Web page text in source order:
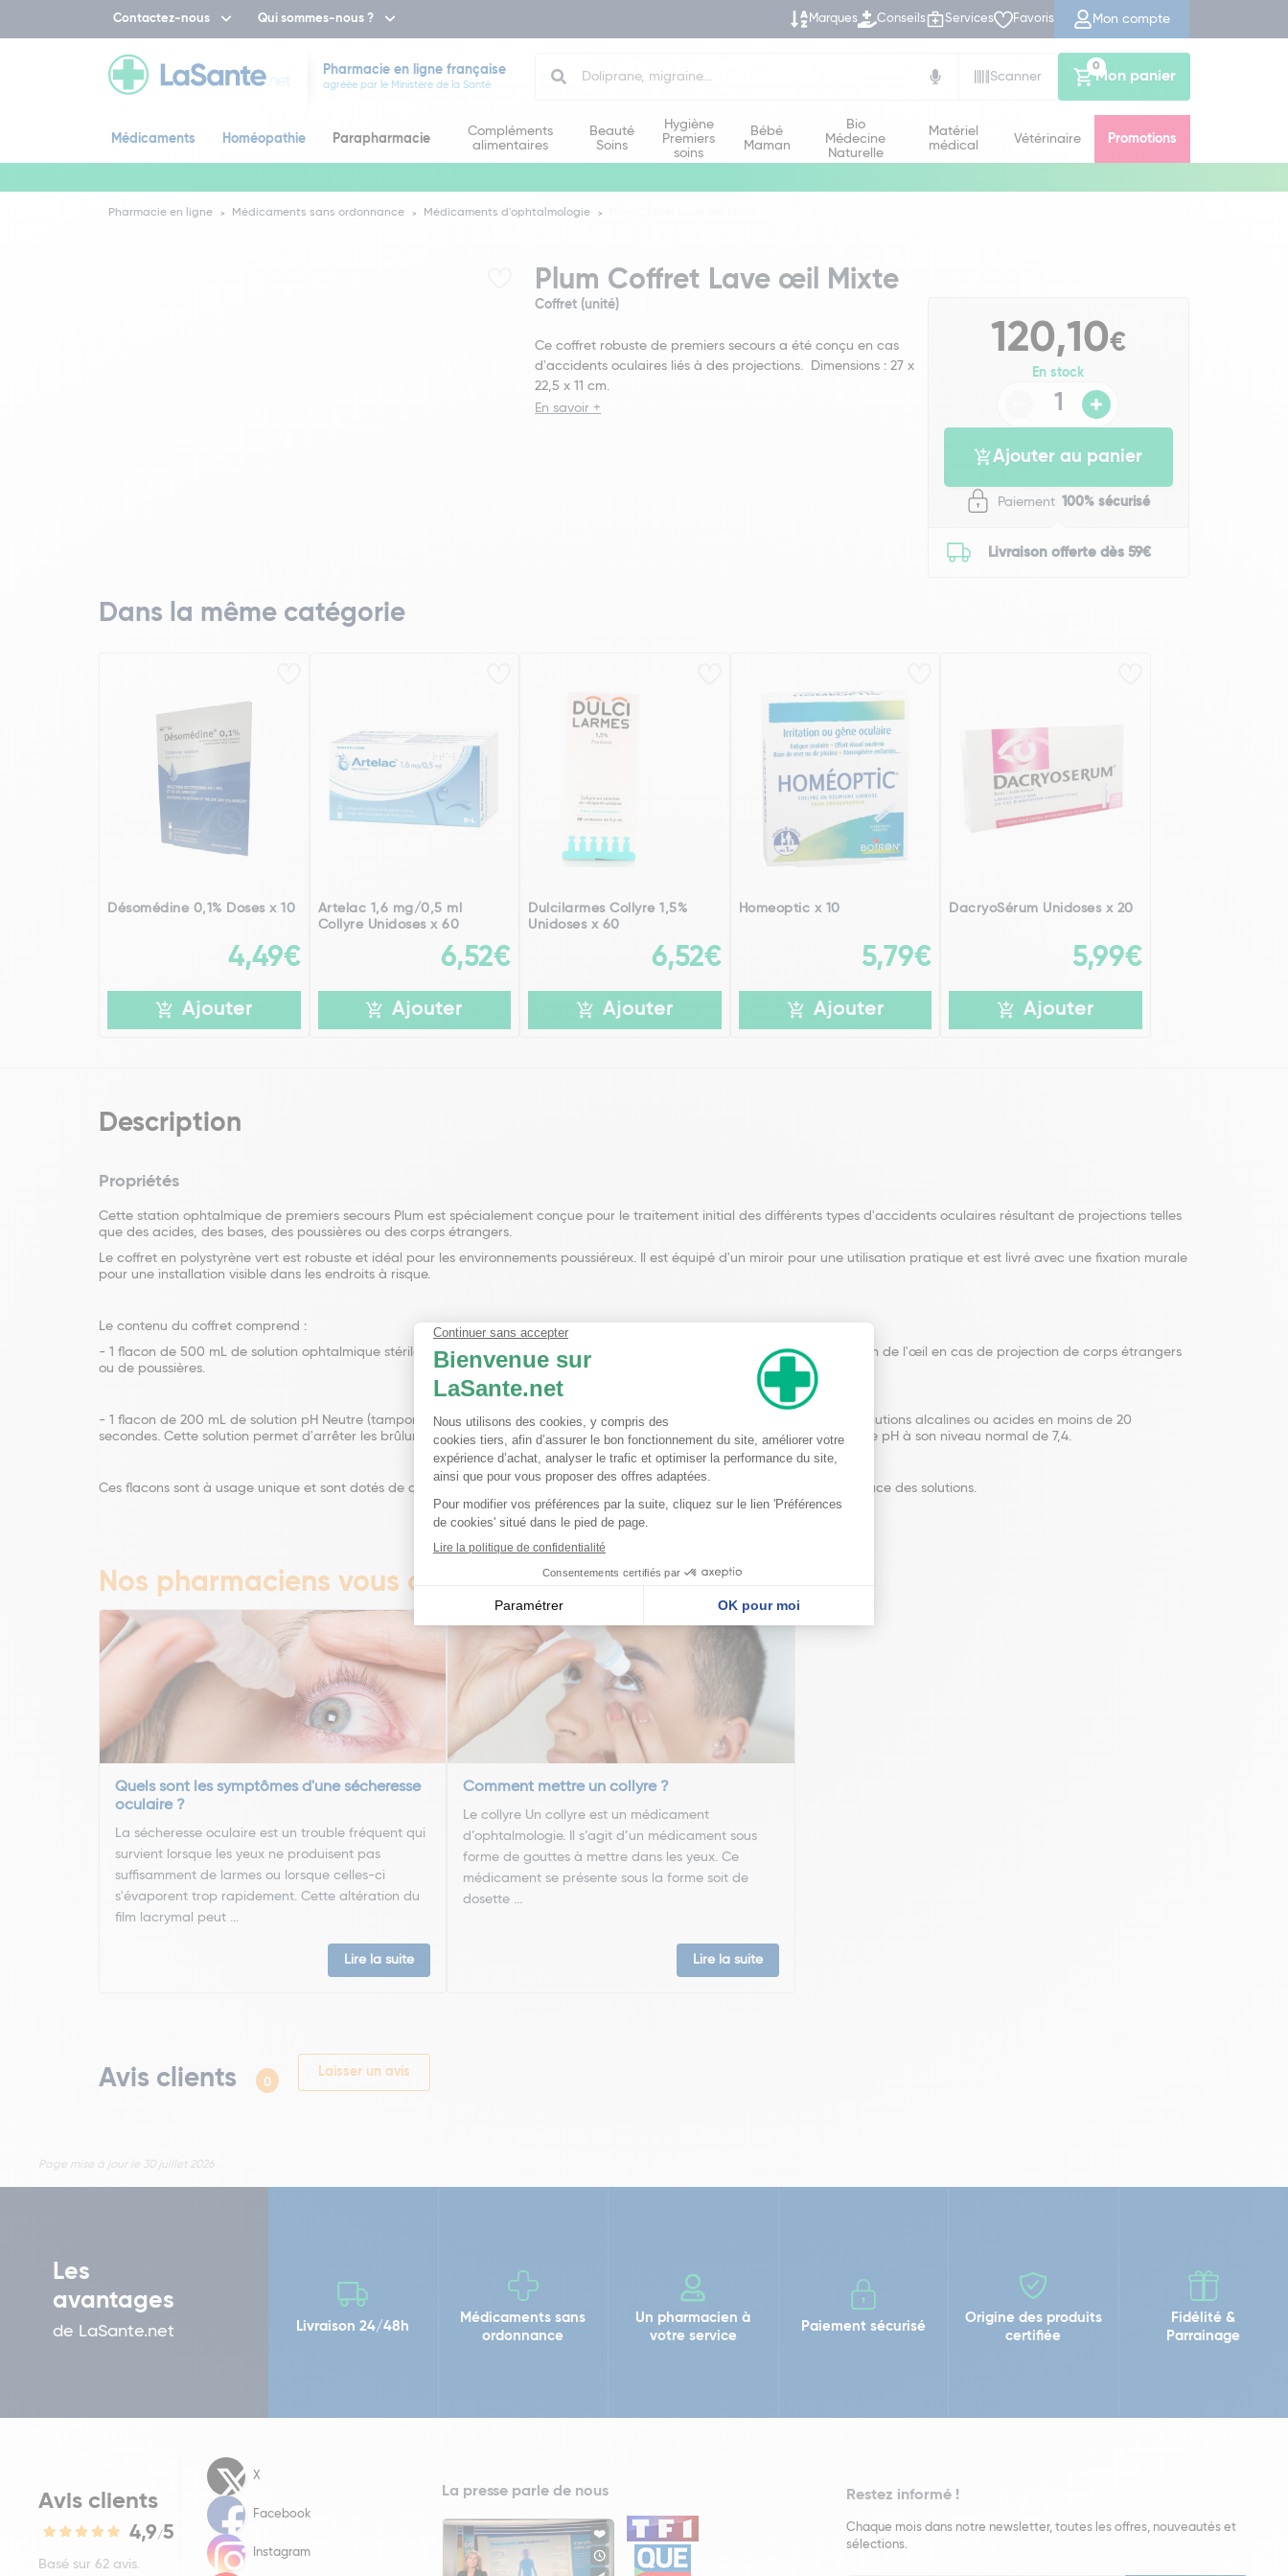
Contactez-nous Qui sommes-nous ? Marques Conseils Services Favoris Mon compte
Pharmacie en ligne française
agréée par le Ministère de la Santé
Scanner
Mon panier
0
Médicaments Homéopathie Parapharmacie
Compléments
alimentaires
Beauté
Soins
Hygiène
Premiers
soins
Bébé
Maman
Bio
Médecine
Naturelle
Matériel
médical
Vétérinaire Promotions
Pharmacie en ligne Médicaments sans ordonnance Médicaments d'ophtalmologie
Plum Coffret Lave œil Mixte
Coffret (unité)
Ce coffret robuste de premiers secours a été conçu en cas
d'accidents oculaires liés à des projections. Dimensions : 27 x
22,5 x 11 cm.
En savoir +
120,10€
En stock
Ajouter au panier
Paiement 100% sécurisé
Livraison offerte dès 59€
Dans la même catégorie
Désomédine 0,1% Doses x 10
4,49€
Ajouter
Artelac 1,6 mg/0,5 ml
Collyre Unidoses x 60
6,52€
Ajouter
Dulcilarmes Collyre 1,5%
Unidoses x 60
6,52€
Ajouter
Homeoptic x 10
5,79€
Ajouter
DacryoSérum Unidoses x 20
5,99€
Ajouter
Description
Propriétés
Cette station ophtalmique de premiers secours Plum est spécialement conçue pour le traitement initial des différents types d'accidents oculaires résultant de projections telles
que des acides, des bases, des poussières ou des corps étrangers.
Le coffret en polystyrène vert est robuste et idéal pour les environnements poussiéreux. Il est équipé d'un miroir pour une utilisation pratique et est livré avec une fixation murale
pour une installation visible dans les endroits à risque.
Le contenu du coffret comprend :
- 1 flacon de 500 mL de solution ophtalmique stérile (chlorure de sodium à 0,9%), qui permet le nettoyage et la ré hydratation de l'œil en cas de projection de corps étrangers
ou de poussières.
- 1 flacon de 200 mL de solution pH Neutre (tampon phosphate stérile 4,9%), qui neutralise efficacement les projections de solutions alcalines ou acides en moins de 20
secondes. Cette solution permet d'arrêter les brûlures causées par des produits chimiques ou des acides forts en ramenant le pH à son niveau normal de 7,4.
Ces flacons sont à usage unique et sont dotés de capuchons ergonomiques permettant une diffusion directe, rapide et efficace des solutions.
Nos pharmaciens vous conseillent
Quels sont les symptômes d'une sécheresse
oculaire ?
La sécheresse oculaire est un trouble fréquent qui
survient lorsque les yeux ne produisent pas
suffisamment de larmes ou lorsque celles-ci
s'évaporent trop rapidement. Cette altération du
film lacrymal peut ...
Lire la suite
Comment mettre un collyre ?
Le collyre Un collyre est un médicament
d’ophtalmologie. Il s’agit d’un médicament sous
forme de gouttes à mettre dans les yeux. Ce
médicament se présente sous la forme soit de
dosette ...
Lire la suite
Avis clients 0
Laisser un avis
Page mise à jour le 30 juillet 2026
Les
avantages
de LaSante.net Livraison 24/48h
Médicaments sans
ordonnance
Un pharmacien à
votre service
Paiement sécurisé
Origine des produits
certifiée
Fidélité &
Parrainage
Avis clients
4,9/5
Basé sur 62 avis.
X
Facebook
Instagram
La presse parle de nous Restez informé !
Chaque mois dans notre newsletter, toutes les offres, nouveautés et
sélections.